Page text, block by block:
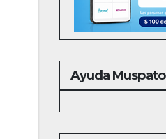
Ayuda Muspato